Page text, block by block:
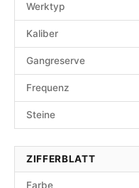
Werktyp
Kaliber
Gangreserve
Frequenz
Steine
ZIFFERBLATT
Farbe